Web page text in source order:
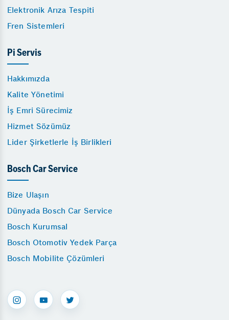
Elektronik Arıza Tespiti
Fren Sistemleri
Pi Servis
Hakkımızda
Kalite Yönetimi
İş Emri Sürecimiz
Hizmet Sözümüz
Lider Şirketlerle İş Birlikleri
Bosch Car Service
Bize Ulaşın
Dünyada Bosch Car Service
Bosch Kurumsal
Bosch Otomotiv Yedek Parça
Bosch Mobilite Çözümleri